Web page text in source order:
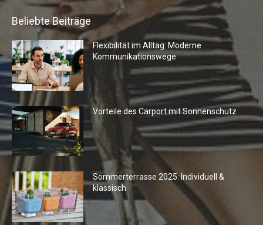
Beliebte Beiträge
Flexibilität im Alltag: Moderne
Kommunikationswege
Vorteile des Carport mit Sonnenschutz
Sommerterrasse 2025: Individuell &
klassisch